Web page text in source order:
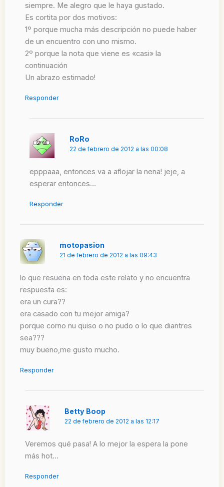
siempre. Me alegro que le haya gustado.
Es cortita por dos motivos:
1º porque mucha más descripción no puede haber
de un encuentro con uno mismo.
2º porque la nota que viene es «casi» la
continuación
Un abrazo estimado!
Responder
RoRo
22 de febrero de 2012 a las 00:08
epppaaa, entonces va a aflojar la nena! jeje, a
esperar entonces…
Responder
motopasion
21 de febrero de 2012 a las 09:43
lo que resuena en toda este relato y no encuentra
respuesta es:
era un cura??
era casado con tu mejor amiga?
porque corno nu quiso o no pudo o lo que diantres
sea???
muy bueno,me gusto mucho.
Responder
Betty Boop
22 de febrero de 2012 a las 12:17
Veremos qué pasa! A lo mejor la espera la pone
más hot…
Responder